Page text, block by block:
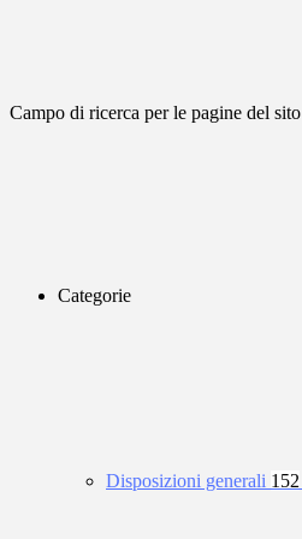
Campo di ricerca per le pagine del sito
Categorie
Disposizioni generali 152